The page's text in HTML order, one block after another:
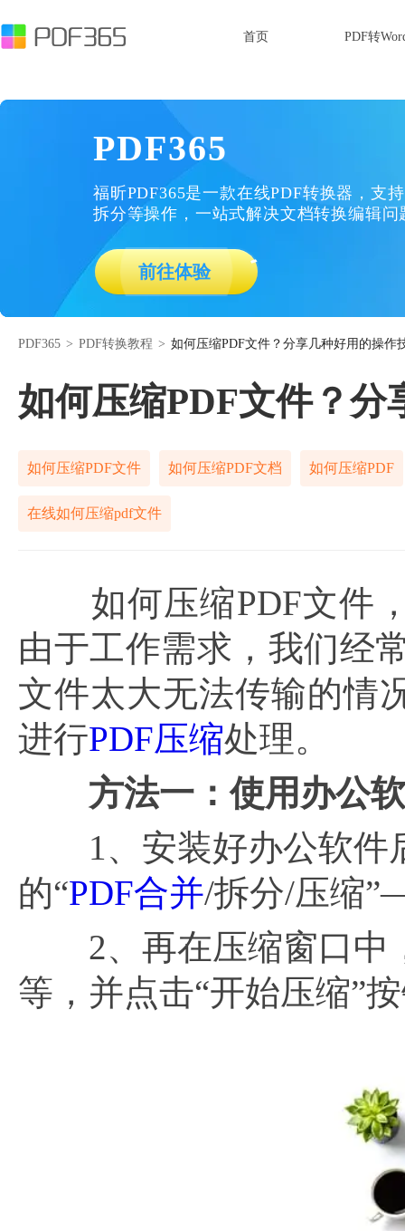
首页 PDF转
PDF365
福昕PDF365是一款在线PDF转换器，支
拆分等操作，一站式解决文档转换编辑问
前往体验
PDF365 > PDF转换教程 > 如何压缩PDF文件？分享几种好用的操作
如何压缩PDF文件？分
如何压缩PDF文件 如何压缩PDF文档 如何压缩PDF
在线如何压缩pdf文件
如何压缩PDF文件，
由于工作需求，我们经
文件太大无法传输的情
进行PDF压缩处理。
方法一：使用办公
1、安装好办公软件
的“PDF合并/拆分/压缩
2、再在压缩窗口中
等，并点击“开始压缩”